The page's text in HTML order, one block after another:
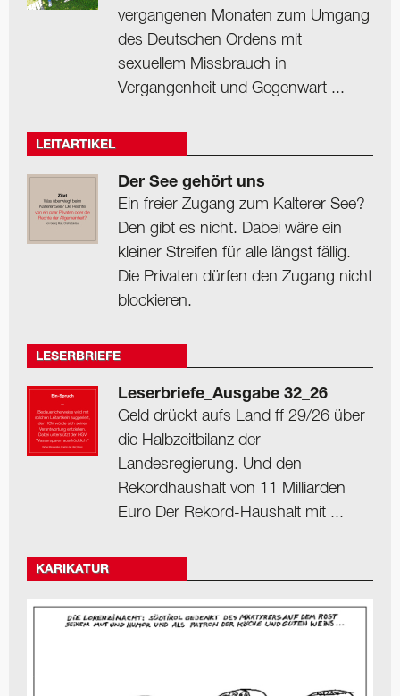
vergangenen Monaten zum Umgang
des Deutschen Ordens mit
sexuellem Missbrauch in
Vergangenheit und Gegenwart ...
LEITARTIKEL
Der See gehört uns
Ein freier Zugang zum Kalterer See?
Den gibt es nicht. Dabei wäre ein
kleiner Streifen für alle längst fällig.
Die Privaten dürfen den Zugang nicht
blockieren.
LESERBRIEFE
Leserbriefe_Ausgabe 32_26
Geld drückt aufs Land ff 29/26 über
die Halbzeitbilanz der
Landesregierung. Und den
Rekordhaushalt von 11 Milliarden
Euro Der Rekord-Haushalt mit ...
KARIKATUR